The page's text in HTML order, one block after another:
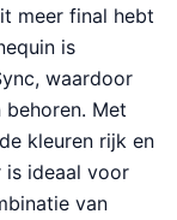
meer final hebt
is
waardoor
Met
kleuren rijk en
is ideaal voor
van